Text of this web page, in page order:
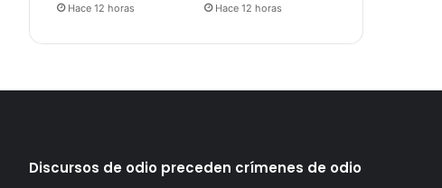
Hace 12 horas Hace 12 horas
Discursos de odio preceden crímenes de odio